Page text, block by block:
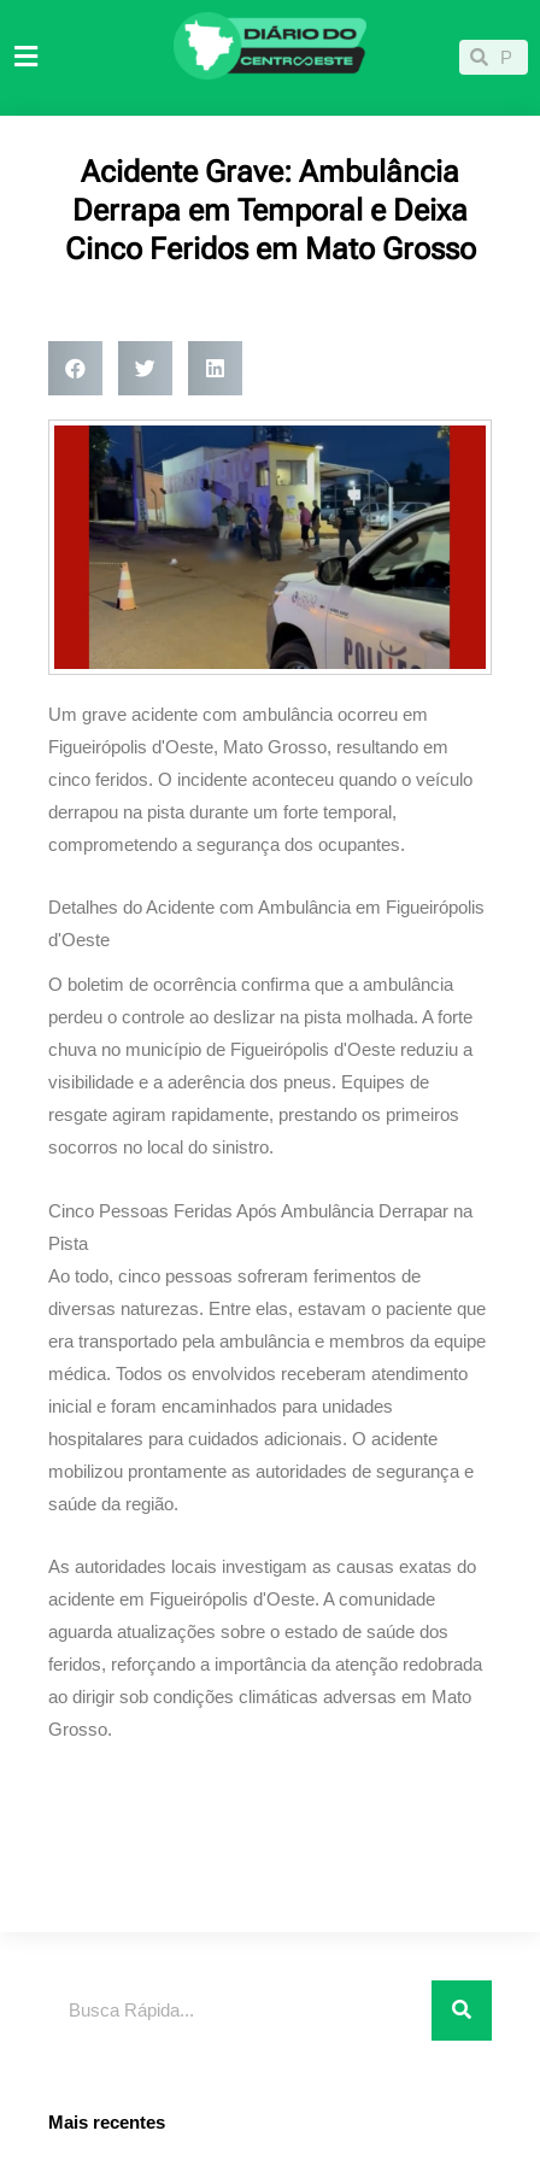
para
Pesquisar
Acidente Grave: Ambulância
Derrapa em Temporal e Deixa
Cinco Feridos em Mato Grosso
Um grave acidente com ambulância ocorreu em
Figueirópolis d'Oeste, Mato Grosso, resultando em
cinco feridos. O incidente aconteceu quando o veículo
derrapou na pista durante um forte temporal,
comprometendo a segurança dos ocupantes.
Detalhes do Acidente com Ambulância em Figueirópolis
d'Oeste
O boletim de ocorrência confirma que a ambulância
perdeu o controle ao deslizar na pista molhada. A forte
chuva no município de Figueirópolis d'Oeste reduziu a
visibilidade e a aderência dos pneus. Equipes de
resgate agiram rapidamente, prestando os primeiros
socorros no local do sinistro.
Cinco Pessoas Feridas Após Ambulância Derrapar na
Pista
Ao todo, cinco pessoas sofreram ferimentos de
diversas naturezas. Entre elas, estavam o paciente que
era transportado pela ambulância e membros da equipe
médica. Todos os envolvidos receberam atendimento
inicial e foram encaminhados para unidades
hospitalares para cuidados adicionais. O acidente
mobilizou prontamente as autoridades de segurança e
saúde da região.
As autoridades locais investigam as causas exatas do
acidente em Figueirópolis d'Oeste. A comunidade
aguarda atualizações sobre o estado de saúde dos
feridos, reforçando a importância da atenção redobrada
ao dirigir sob condições climáticas adversas em Mato
Grosso.
Mais recentes